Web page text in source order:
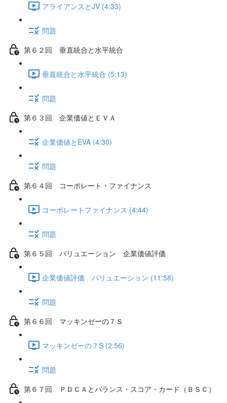
アライアンスとJV (4:33)
問題
第６２回 垂直統合と水平統合
垂直統合と水平統合 (5:13)
問題
第６３回 企業価値とＥＶＡ
企業価値とEVA (4:30)
問題
第６４回 コーポレート・ファイナンス
コーポレートファイナンス (4:44)
問題
第６５回 バリュエーション 企業価値評価
企業価値評価 バリュエーション (11:58)
問題
第６６回 マッキンゼーの７Ｓ
マッキンゼーの７S (2:56)
問題
第６７回 ＰＤＣＡとバランス・スコア・カード（ＢＳＣ）